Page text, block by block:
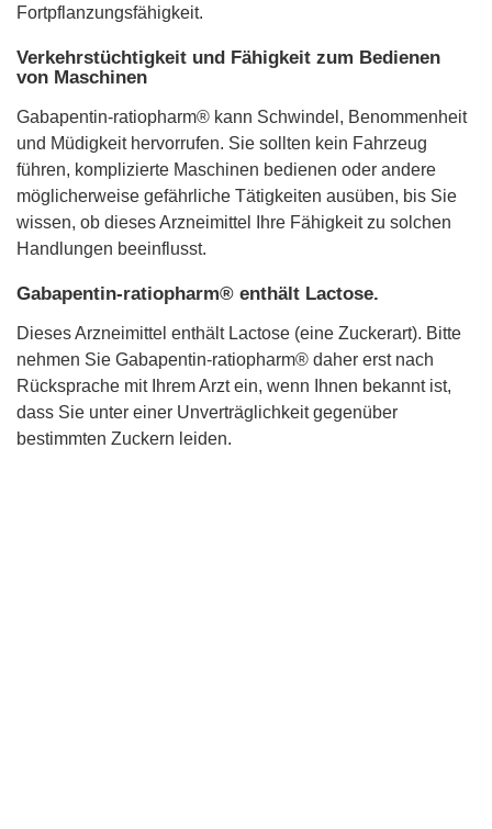
Fortpflanzungsfähigkeit.
Verkehrstüchtigkeit und Fähigkeit zum Bedienen
von Maschinen
Gabapentin-ratiopharm® kann Schwindel, Benommenheit
und Müdigkeit hervorrufen. Sie sollten kein Fahrzeug
führen, komplizierte Maschinen bedienen oder andere
möglicherweise gefährliche Tätigkeiten ausüben, bis Sie
wissen, ob dieses Arzneimittel Ihre Fähigkeit zu solchen
Handlungen beeinflusst.
Gabapentin-ratiopharm® enthält Lactose.
Dieses Arzneimittel enthält Lactose (eine Zuckerart). Bitte
nehmen Sie Gabapentin-ratiopharm® daher erst nach
Rücksprache mit Ihrem Arzt ein, wenn Ihnen bekannt ist,
dass Sie unter einer Unverträglichkeit gegenüber
bestimmten Zuckern leiden.